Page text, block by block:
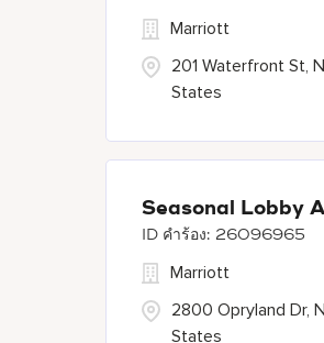
201 Waterfront St,
States
Marriott
Seasonal Lobby
26096965
2800 Opryland Dr,
States
Marriott